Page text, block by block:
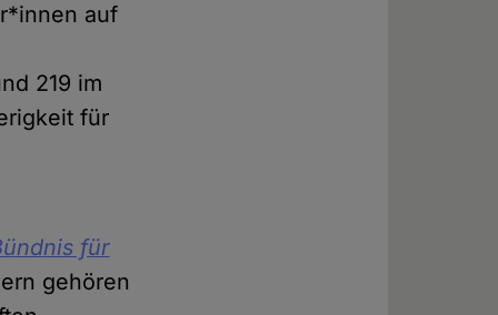
auf
219 im
für
für
gehören